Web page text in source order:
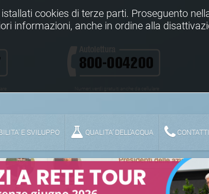
E SVILUPPO QUALITA’ DELL’ACQUA CONTATTI
cookies di terze parti. Proseguento
informazioni, anche in ordine alla